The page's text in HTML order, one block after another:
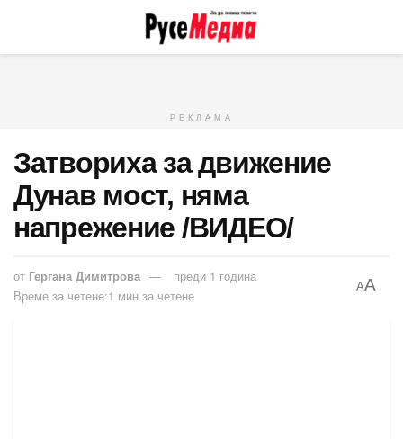
РЕКЛАМА
Затвориха за движение
Дунав мост, няма
напрежение /ВИДЕО/
от Гергана Димитрова
преди 1 година
Време за четене:1 мин за четене
AA